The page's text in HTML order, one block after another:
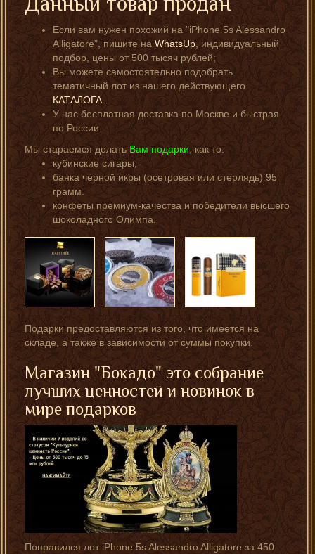
Если вам нужен похожий на "iPhone 5s Alessandro
Alligatore", пишите наWhatsUp, индивидуальный
подбор, цены от 500 тысяч рублей;
Вы можете самостоятельно подобрать
тематичный лот из нашего действующего
КАТАЛОГА.
У нас бесплатная доставка по Москве и быстрая
по России.
Мы стараемся делатьВам подарки, как то:
кубинские сигары;
банка чёрной икры (осетровая или стерлядь) 95
грамм.
конфеты премиум-качества и победители высшего
шоколадного Олимпа.
Подарки предоставляются из того, что имеется на
складе, а также в зависимости от суммы покупки.
Магазин "Бокадо" это собрание
лучших ценностей и новинок в
мире подарков
Понравился лот iPhone 5s Alessandro Alligatore за 450